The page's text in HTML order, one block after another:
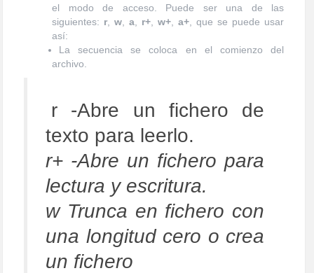
el modo de acceso. Puede ser una de las
siguientes: r w a r+ w+ a+ , que se puede usar
así:
La secuencia se coloca en el comienzo del
archivo.
r -Abre un fichero de
texto para leerlo.
r+ -Abre un fichero para
lectura y escritura.
w Trunca en fichero con
una longitud cero o crea
un fichero